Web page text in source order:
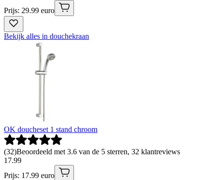
Prijs: 29.99 euro
Bekijk alles in douchekraan
OK doucheset 1 stand chroom
(32)Beoordeeld met 3.6 van de 5 sterren, 32 klantreviews
17.99
Prijs: 17.99 euro